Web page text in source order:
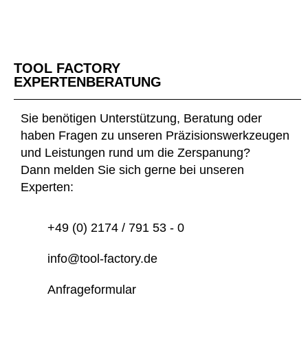
TOOL FACTORY
EXPERTEN­BERATUNG
Sie benötigen Unterstützung, Beratung oder
haben Fragen zu unseren Präzisionswerkzeugen
und Leistungen rund um die Zerspanung?
Dann melden Sie sich gerne bei unseren
Experten:
+49 (0) 2174 / 791 53 - 0
info@tool-factory.de
Anfrageformular